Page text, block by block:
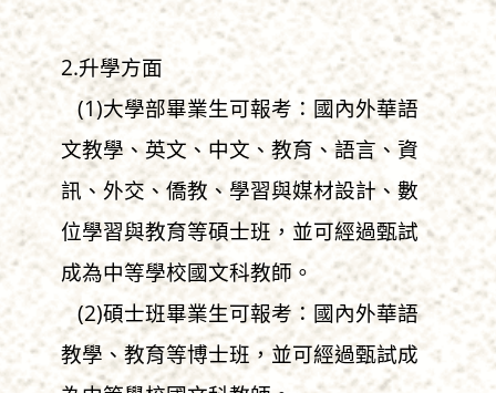
2.升學方面
(1)大學部畢業生可報考：國內外華語
文教學、英文、中文、教育、語言、資
訊、外交、僑教、學習與媒材設計、數
位學習與教育等碩士班，並可經過甄試
成為中等學校國文科教師。
(2)碩士班畢業生可報考：國內外華語
教學、教育等博士班，並可經過甄試成